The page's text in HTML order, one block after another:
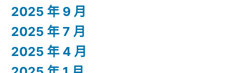
2025 年 9 月
2025 年 7 月
2025 年 4 月